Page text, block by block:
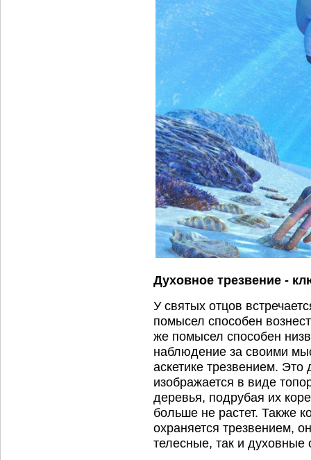
Духовное трезвение -
У святых отцов
помысел способен
же помысел способен
наблюдение за своими
аскетике трезвением. Это
изображается в виде
деревья, подрубая их
больше не растет. Также
охраняется трезвением,
телесные, так и духовные